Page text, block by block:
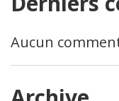
Aucun